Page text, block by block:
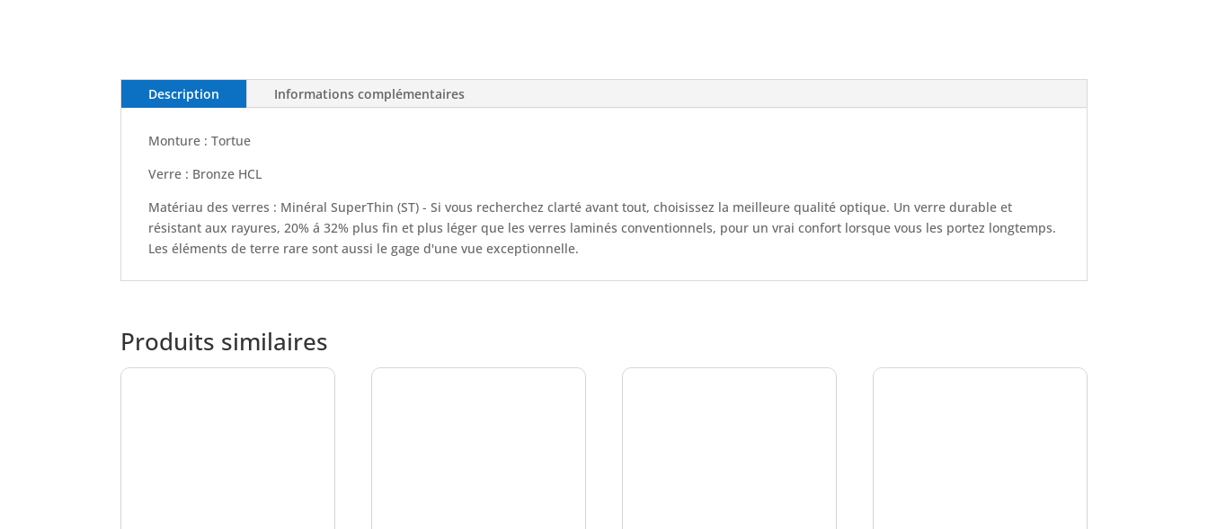
Description Informations complémentaires
Monture : Tortue
Verre : Bronze HCL
Matériau des verres : Minéral SuperThin (ST) - Si vous recherchez clarté avant tout, choisissez la meilleure qualité optique. Un verre durable et
résistant aux rayures, 20% á 32% plus fin et plus léger que les verres laminés conventionnels, pour un vrai confort lorsque vous les portez longtemps.
Les éléments de terre rare sont aussi le gage d'une vue exceptionnelle.
Produits similaires